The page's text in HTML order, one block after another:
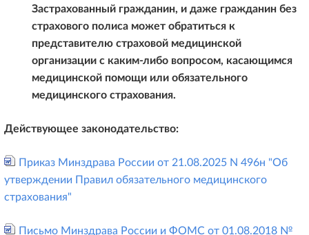
Застрахованный гражданин, и даже гражданин без
страхового полиса может обратиться к
представителю страховой медицинской
организации с каким-либо вопросом, касающимся
медицинской помощи или обязательного
медицинского страхования.
Действующее законодательство:
Приказ Минздрава России от 21.08.2025 N 496н "Об
утверждении Правил обязательного медицинского
страхования"
Письмо Минздрава России и ФОМС от 01.08.2018 №